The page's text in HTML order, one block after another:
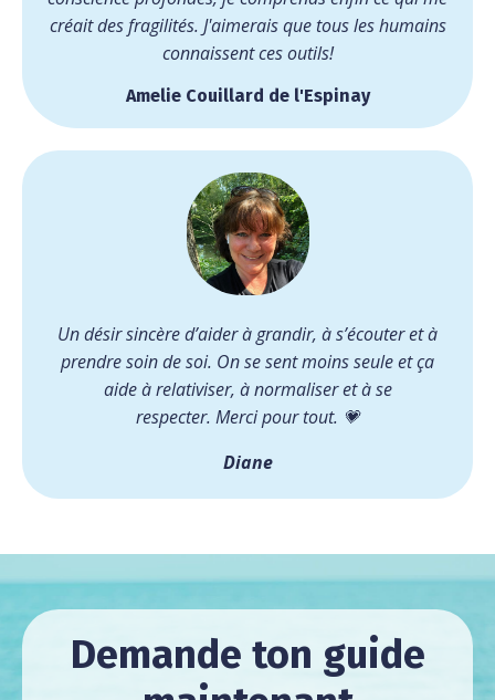
créait des fragilités. J'aimerais que tous les humains
connaissent ces outils!
Amelie Couillard de l'Espinay
Un désir sincère d’aider à grandir, à s’écouter et à
prendre soin de soi. On se sent moins seule et ça
aide à relativiser, à normaliser et à se
respecter. Merci pour tout. 💗
Diane
Demande ton guide